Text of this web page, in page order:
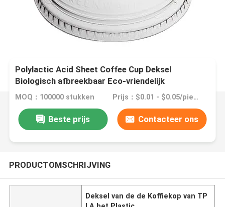
Polylactic Acid Sheet Coffee Cup Deksel
Biologisch afbreekbaar Eco-vriendelijk
MOQ：100000 stukken Prijs：$0.01 - $0.05/pieces
Beste prijs Contacteer ons
PRODUCTOMSCHRIJVING
Deksel van de de Koffiekop van TP